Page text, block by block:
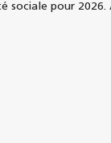
sociale pour 2026.